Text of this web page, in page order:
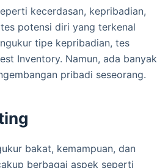
kecerdasan, kepribadian,
potensi diri yang terkenal
tipe kepribadian, tes
Inventory. Namun, ada banyak
pribadi seseorang.
bakat, kemampuan, dan
berbagai aspek seperti